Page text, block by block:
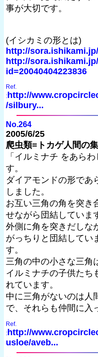
事が大切です。
(イシカミの形とは)
http://
http://
id=20040404223836
Ref.
: http://
/silbury...
No.264
2005/6/25
爬虫類=トカゲ人間の
「イルミナチ をあらわ
す。
ダイアモンドの形であ
しました。
お互い三角の角を突き
せながら団結していま
外側に角を突きだしな
がっちりと団結してい
す。
三角の中の小さな三角
イルミナチの子供たち
れています。
中に三角がないのは
で、それらも仲間に入
Ref.
: http://
usloe/aveb...